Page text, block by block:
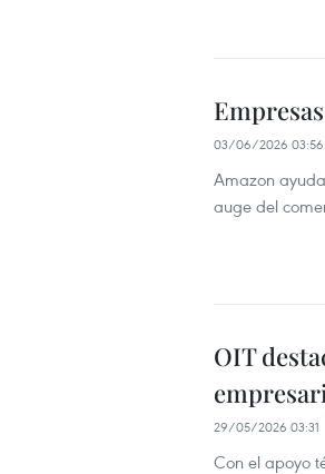
03/06/2026 03:56
Amazon
auge del
OIT
29/05/2026 03:31
Con el apoyo